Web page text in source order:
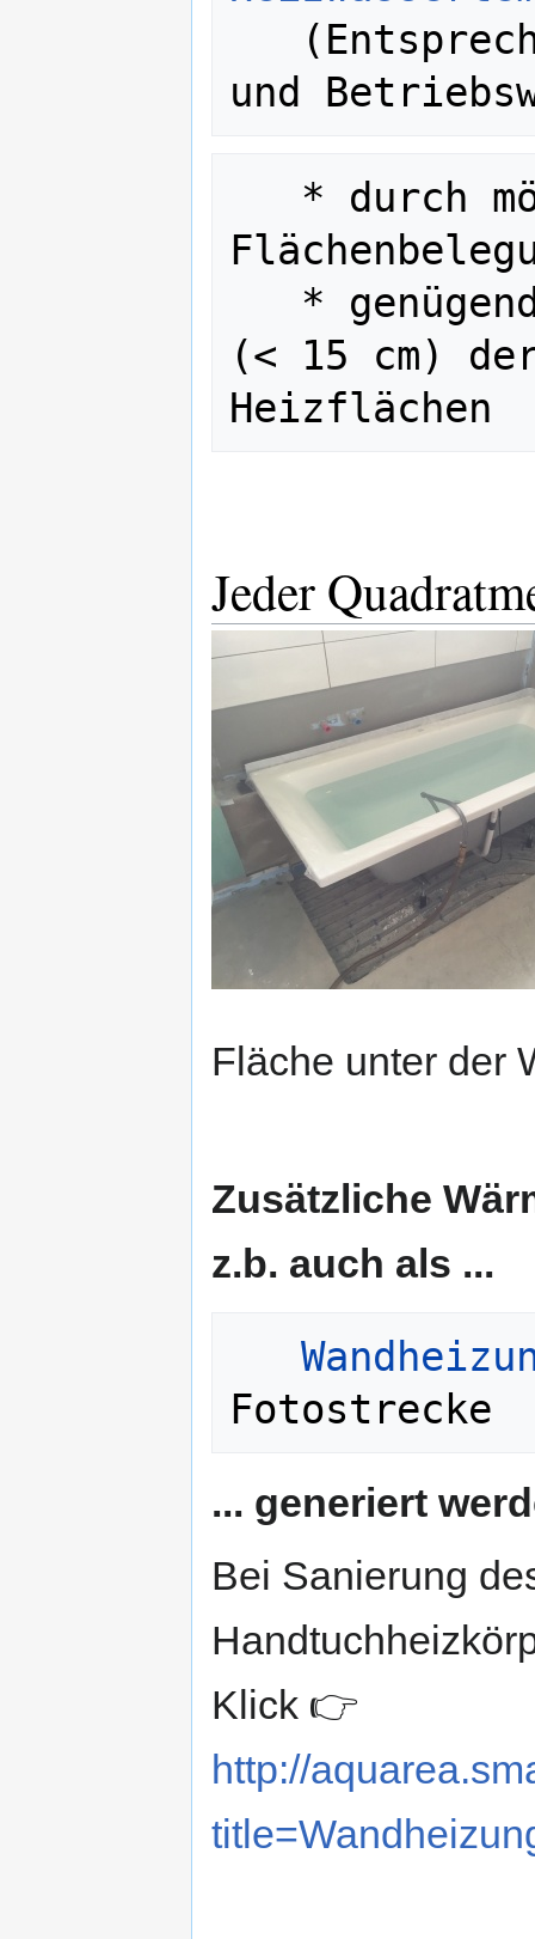
(< 15 cm)
Jeder
Fläche unter der
Zusätzliche
z.b. auch als ...
... generiert
Bei Sanierung
Klick 👉
http://